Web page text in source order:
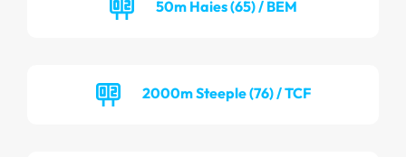
50m Haies (65) / BEM
2000m Steeple (76) / TCF